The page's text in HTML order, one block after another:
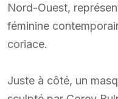
Nord-Ouest,
féminine
coriace.
Juste à côté, un